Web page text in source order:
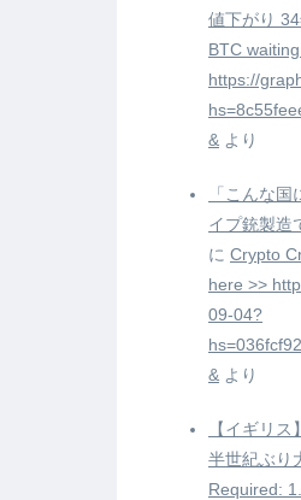
値下がり
BTC
https://
& より
「こんな
イプ銃製造
に Crypto
here >>
09-04?
& より
【イギリ
半世紀ぶり
Required: